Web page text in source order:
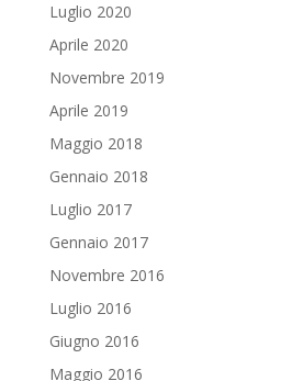
Luglio 2020
Aprile 2020
Novembre 2019
Aprile 2019
Maggio 2018
Gennaio 2018
Luglio 2017
Gennaio 2017
Novembre 2016
Luglio 2016
Giugno 2016
Maggio 2016